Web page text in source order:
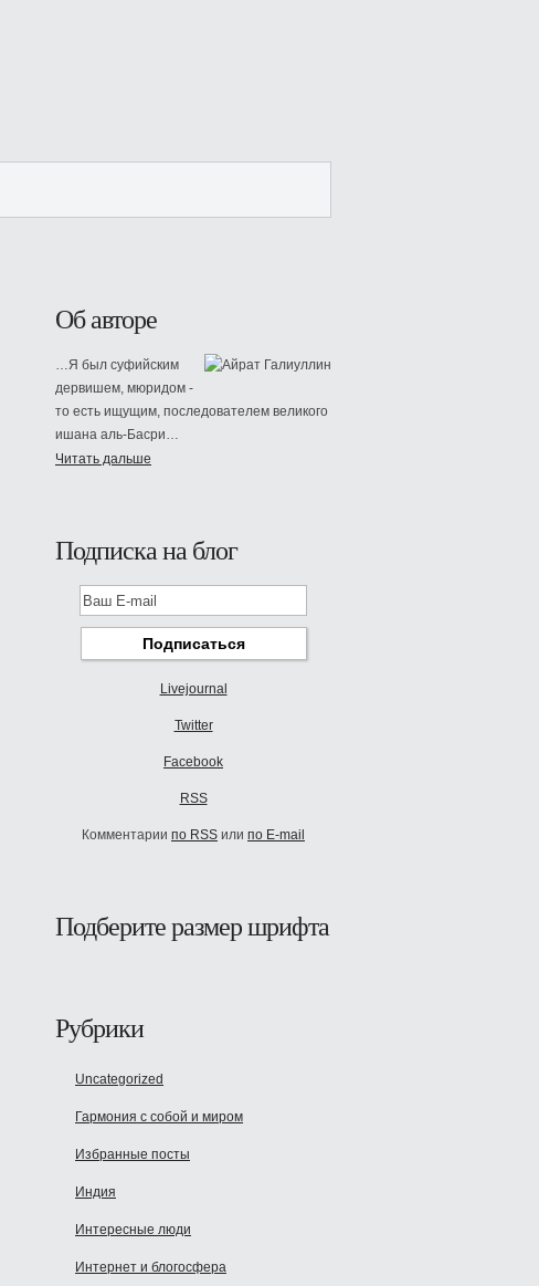
Об авторе
…Я был суфийским
дервишем, мюридом -
то есть ищущим, последователем великого
ишана аль-Басри…
Читать дальше
Подписка на блог
Livejournal
Twitter
Facebook
RSS
Комментарии по RSS или по E-mail
Подберите размер шрифта
Рубрики
Uncategorized
Гармония с собой и миром
Избранные посты
Индия
Интересные люди
Интернет и блогосфера